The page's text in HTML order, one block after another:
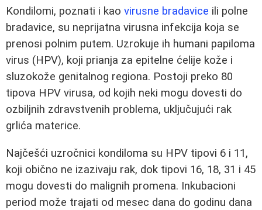
Kondilomi, poznati i kao virusne bradavice ili polne
bradavice, su neprijatna virusna infekcija koja se
prenosi polnim putem. Uzrokuje ih humani papiloma
virus (HPV), koji prianja za epitelne ćelije kože i
sluzokože genitalnog regiona. Postoji preko 80
tipova HPV virusa, od kojih neki mogu dovesti do
ozbiljnih zdravstvenih problema, uključujući rak
grlića materice.
Najčešći uzročnici kondiloma su HPV tipovi 6 i 11,
koji obično ne izazivaju rak, dok tipovi 16, 18, 31 i 45
mogu dovesti do malignih promena. Inkubacioni
period može trajati od mesec dana do godinu dana